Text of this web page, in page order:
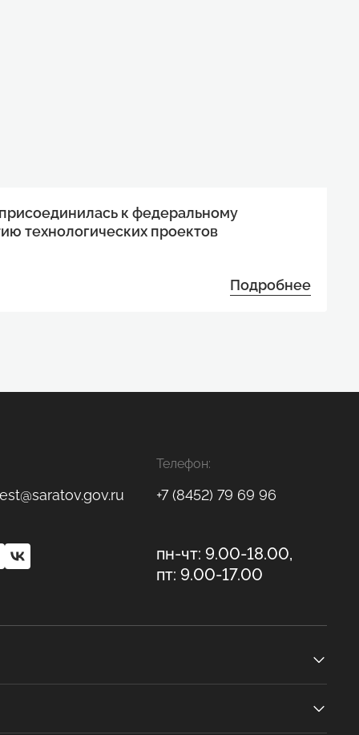
к федеральному
технологических проектов
Подробнее
Телефон:
+7 (8452) 79 69 96
пн-чт: 9.00-18.00,
пт: 9.00-17.00